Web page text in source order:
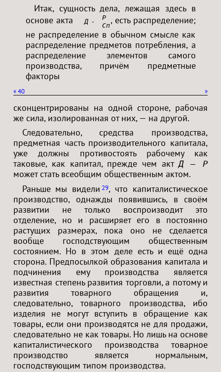
Итак, сущность дела, лежащая здесь в
основе акта
Д — Т<
Р
Сп, есть распределение;
не распределение в обычном смысле как
распределение предметов потребления, а
распределение элементов самого
производства, причём предметные
факторы
« »
40
сконцентрированы на одной стороне, рабочая
же сила, изолированная от них, — на другой.
Следовательно, средства производства,
предметная часть производительного капитала,
уже должны противостоять рабочему как
таковые, как капитал, прежде чем актД — Р
может стать всеобщим общественным актом.
Раньше мы видели 29, что капиталистическое
производство, однажды появившись, в своём
развитии не только воспроизводит это
отделение, но и расширяет его в постоянно
растущих размерах, пока оно не сделается
вообще господствующим общественным
состоянием. Но в этом деле есть и ещё одна
сторона. Предпосылкой образования капитала и
подчинения ему производства является
известная степень развития торговли, а потому и
развития товарного обращения и,
следовательно, товарного производства, ибо
изделия не могут вступить в обращение как
товары, если они производятся не для продажи,
следовательно не как товары. Но лишь на основе
капиталистического производства товарное
производство является нормальным,
господствующим типом производства.